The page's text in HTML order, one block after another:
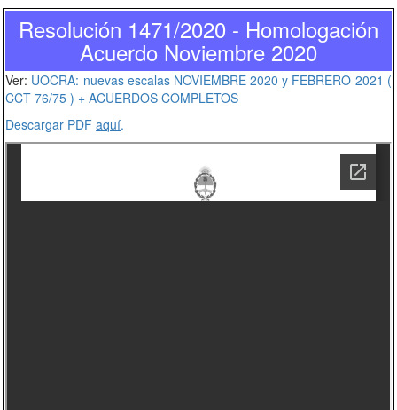
Resolución 1471/2020 - Homologación
Acuerdo Noviembre 2020
Ver: UOCRA: nuevas escalas NOVIEMBRE 2020 y FEBRERO 2021 (
CCT 76/75 ) + ACUERDOS COMPLETOS
Descargar PDFaquí.